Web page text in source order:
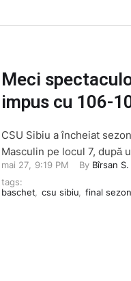
Meci
impus cu 106-
CSU Sibiu a încheiat
Masculin pe locul 7, după
mai 27, 9:19 PM By Bîrsan
tags:
baschet
csu sibiu final